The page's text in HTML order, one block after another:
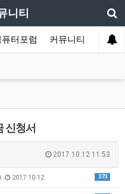
니티
퓨터포럼 커뮤니티 국가
신청서
2017.10.12 11:53
373
2017.10.12